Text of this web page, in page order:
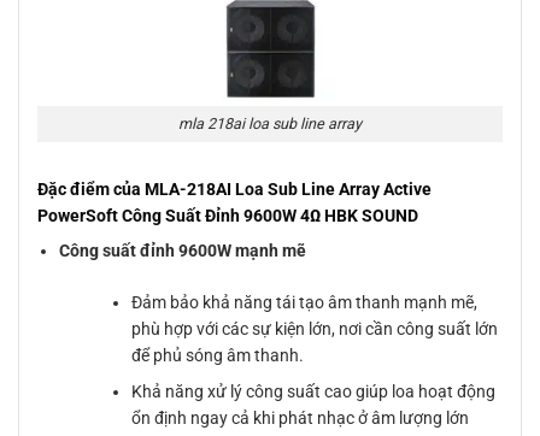
mla 218ai loa sub line array
Đặc điểm của MLA-218AI Loa Sub Line Array Active
PowerSoft Công Suất Đỉnh 9600W 4Ω HBK SOUND
Công suất đỉnh 9600W mạnh mẽ
Đảm bảo khả năng tái tạo âm thanh mạnh mẽ,
phù hợp với các sự kiện lớn, nơi cần công suất lớn
để phủ sóng âm thanh.
Khả năng xử lý công suất cao giúp loa hoạt động
ổn định ngay cả khi phát nhạc ở âm lượng lớn